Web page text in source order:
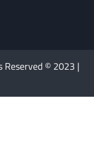
Reserved © 2023 |